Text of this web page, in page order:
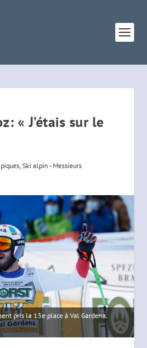
« J’étais sur le
,Ski alpin - Messieurs
pris la 13e place à Val Gardena.